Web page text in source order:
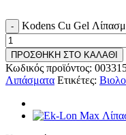
Kodens Cu Gel
ΠΡΟΣΘΗΚΗ ΣΤΟ ΚΑΛΑΘΙ
Κωδικός προϊόντος:
Λιπάσματα Ετικέτες: